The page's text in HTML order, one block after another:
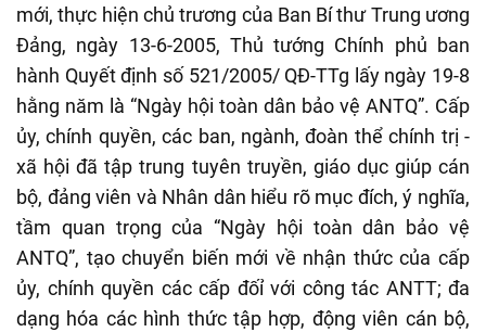
mới, thực hiện chủ trương của Ban Bí thư Trung ương
Đảng, ngày 13-6-2005, Thủ tướng Chính phủ ban
hành Quyết định số 521/2005/ QĐ-TTg lấy ngày 19-8
hằng năm là “Ngày hội toàn dân bảo vệ ANTQ”. Cấp
ủy, chính quyền, các ban, ngành, đoàn thể chính trị -
xã hội đã tập trung tuyên truyền, giáo dục giúp cán
bộ, đảng viên và Nhân dân hiểu rõ mục đích, ý nghĩa,
tầm quan trọng của “Ngày hội toàn dân bảo vệ
ANTQ”, tạo chuyển biến mới về nhận thức của cấp
ủy, chính quyền các cấp đốỉ với công tác ANTT; đa
dạng hóa các hình thức tập hợp, động viên cán bộ,